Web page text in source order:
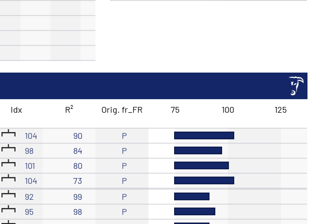
Idx R² Orig. fr_FR 75 100 125
104 90
P
98 84
P
101 80
P
104 73 P
92 99
P
95 98
P